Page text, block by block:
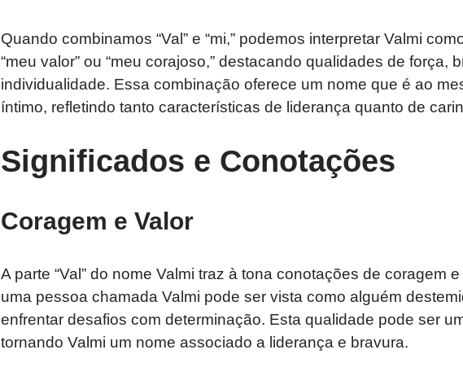
Quando combinamos “Val” e “mi,” podemos interpretar Valmi
“meu valor” ou “meu corajoso,” destacando qualidades de força,
individualidade. Essa combinação oferece um nome que é ao
íntimo, refletindo tanto características de liderança quanto de
Significados e Conotações
Coragem e Valor
A parte “Val” do nome Valmi traz à tona conotações de coragem
uma pessoa chamada Valmi pode ser vista como alguém
enfrentar desafios com determinação. Esta qualidade pode ser
tornando Valmi um nome associado a liderança e bravura.